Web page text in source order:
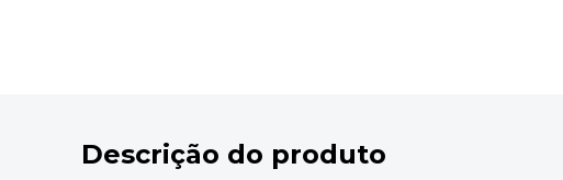
Descrição do produto